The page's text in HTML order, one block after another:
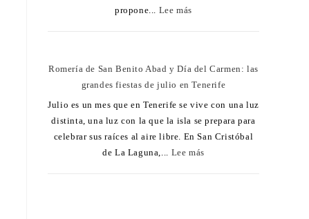
propone... Lee más
Romería de San Benito Abad y Día del Carmen: las
grandes fiestas de julio en Tenerife
Julio es un mes que en Tenerife se vive con una luz
distinta, una luz con la que la isla se prepara para
celebrar sus raíces al aire libre. En San Cristóbal
de La Laguna,... Lee más